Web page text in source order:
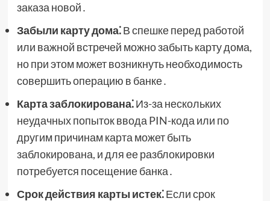
заказа новой․
Забыли карту дома⁚В спешке перед работой
или важной встречей можно забыть карту дома,
но при этом может возникнуть необходимость
совершить операцию в банке․
Карта заблокирована⁚Из-за нескольких
неудачных попыток ввода PIN-кода или по
другим причинам карта может быть
заблокирована, и для ее разблокировки
потребуется посещение банка․
Срок действия карты истек⁚Если срок